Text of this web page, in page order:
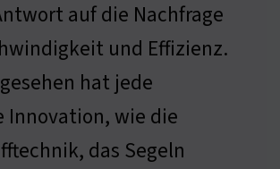
auf die Nachfrage
und Effizienz.
hat jede
Innovation, wie die
das Segeln